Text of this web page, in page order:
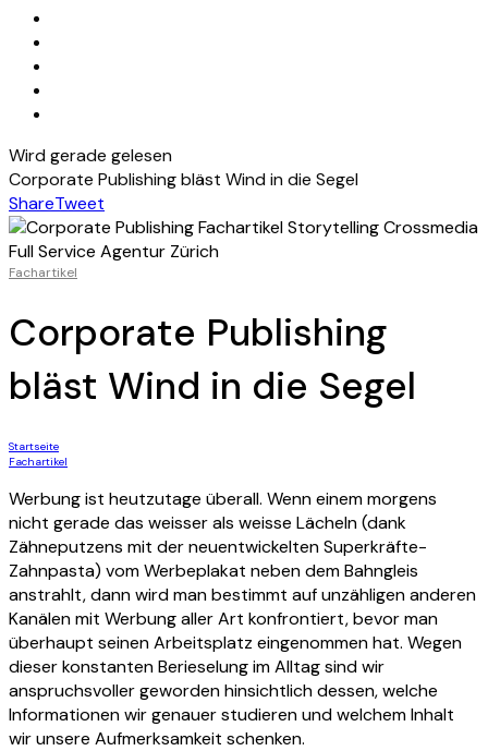
Wird gerade gelesen
Corporate Publishing bläst Wind in die Segel
ShareTweet
Fachartikel
Corporate Publishing
bläst Wind in die Segel
Startseite
Fachartikel
Werbung ist heutzutage überall. Wenn einem morgens
nicht gerade das weisser als weisse Lächeln (dank
Zähneputzens mit der neuentwickelten Superkräfte-
Zahnpasta) vom Werbeplakat neben dem Bahngleis
anstrahlt, dann wird man bestimmt auf unzähligen anderen
Kanälen mit Werbung aller Art konfrontiert, bevor man
überhaupt seinen Arbeitsplatz eingenommen hat. Wegen
dieser konstanten Berieselung im Alltag sind wir
anspruchsvoller geworden hinsichtlich dessen, welche
Informationen wir genauer studieren und welchem Inhalt
wir unsere Aufmerksamkeit schenken.